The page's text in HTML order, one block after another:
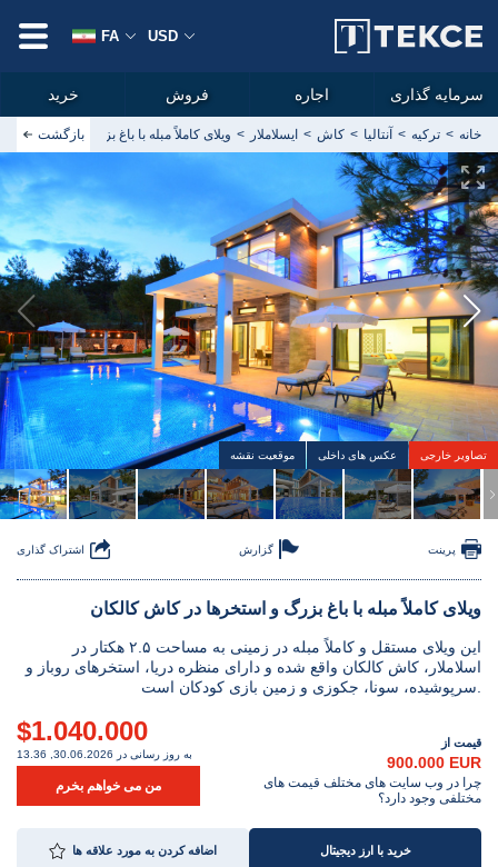
خانه ترکیه آنتالیا کاش ایسلاملار ویلای کاملاً مبله با باغ بزرگ و استخرها
بازگشت
تصاویر خارجی عکس های داخلی موقعیت نقشه
اشتراک گذاری گزارش پرینت
ویلای کاملاً مبله با باغ بزرگ و استخرها در کاش کالکان
این ویلای مستقل و کاملاً مبله در زمینی به مساحت ۲.۵ هکتار در
اسلاملار، کاش کالکان واقع شده و دارای منظره دریا، استخرهای روباز و
قیمت از
900.000 EUR
چرا در وب سایت های مختلف قیمت های
مختلفی وجود دارد؟
$1.040.000
به روز رسانی در 30.06.2026, 13.36
من می خواهم بخرم
اضافه کردن به مورد علاقه ها خرید با ارز دیجیتال
USD
FA
خرید فروش اجاره سرمایه گذاری